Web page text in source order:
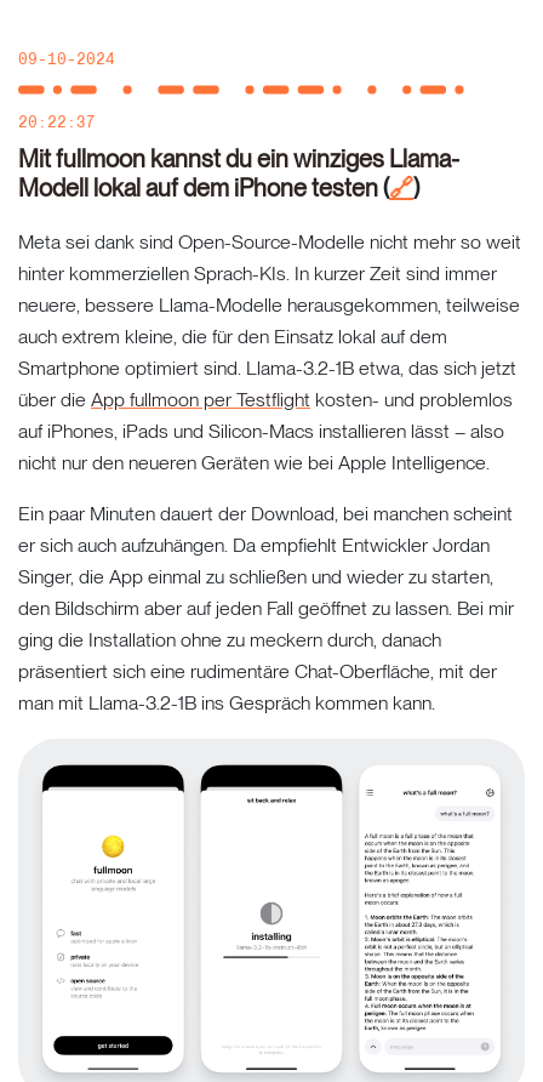
09-10-2024
20:22:37
Mit fullmoon kannst du ein winziges Llama-
Modell lokal auf dem iPhone testen(🔗)
Meta sei dank sind Open-Source-Modelle nicht mehr so weit
hinter kommerziellen Sprach-KIs. In kurzer Zeit sind immer
neuere, bessere Llama-Modelle herausgekommen, teilweise
auch extrem kleine, die für den Einsatz lokal auf dem
Smartphone optimiert sind. Llama-3.2-1B etwa, das sich jetzt
über die App fullmoon per Testflight kosten- und problemlos
auf iPhones, iPads und Silicon-Macs installieren lässt – also
nicht nur den neueren Geräten wie bei Apple Intelligence.
Ein paar Minuten dauert der Download, bei manchen scheint
er sich auch aufzuhängen. Da empfiehlt Entwickler Jordan
Singer, die App einmal zu schließen und wieder zu starten,
den Bildschirm aber auf jeden Fall geöffnet zu lassen. Bei mir
ging die Installation ohne zu meckern durch, danach
präsentiert sich eine rudimentäre Chat-Oberfläche, mit der
man mit Llama-3.2-1B ins Gespräch kommen kann.